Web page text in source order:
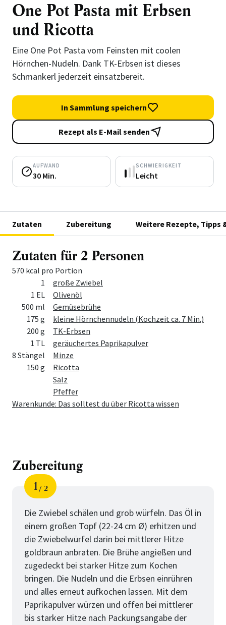
One Pot Pasta mit Erbsen
und Ricotta
Eine One Pot Pasta vom Feinsten mit coolen
Hörnchen-Nudeln. Dank TK-Erbsen ist dieses
Schmankerl jederzeit einsatzbereit.
In Sammlung speichern
Rezept als E-Mail senden
AUFWAND
30 Min.
SCHWIERIGKEIT
Leicht
Zutaten Zubereitung Weitere Rezepte, Tipps
Zutaten für 2 Personen
570 kcal pro Portion
Zutat
1
große Zwiebel
1 EL
Olivenöl
500 ml
Gemüsebrühe
175 g
kleine Hörnchennudeln (Kochzeit ca. 7 Min.)
200 g
TK-Erbsen
1 TL
geräuchertes Paprikapulver
8 Stängel
Minze
150 g
Ricotta
Salz
Pfeffer
Warenkunde: Das solltest du über Ricotta wissen
Zubereitung
Schritt
1
von
2
Die Zwiebel schälen und grob würfeln. Das Öl in
einem großen Topf (22-24 cm Ø) erhitzen und
die Zwiebelwürfel darin bei mittlerer Hitze
goldbraun anbraten. Die Brühe angießen und
zugedeckt bei starker Hitze zum Kochen
bringen. Die Nudeln und die Erbsen einrühren
und alles erneut aufkochen lassen. Mit dem
Paprikapulver würzen und offen bei mittlerer
bis starker Hitze nach Packungsangabe der